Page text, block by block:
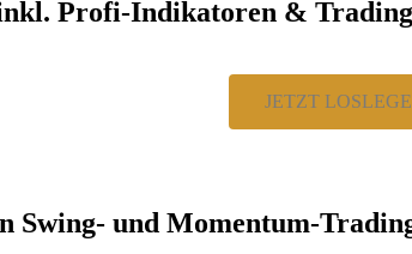
Profi-Indikatoren &
JETZT
Swing- und Momentum-